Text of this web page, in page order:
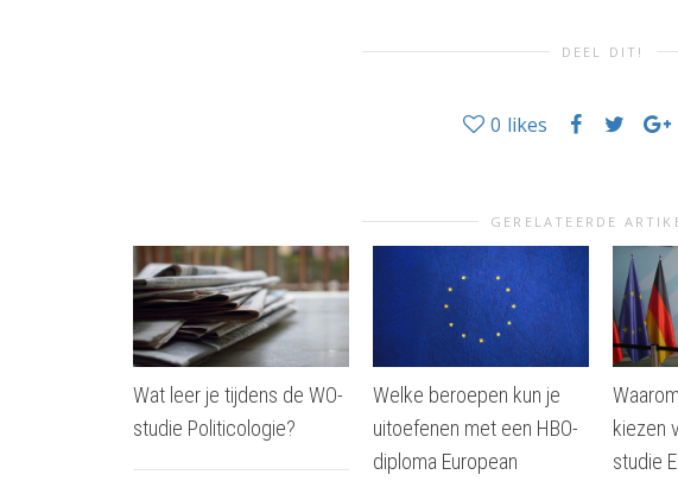
DEEL DIT!
0 likes
GERELATEERDE
Wat leer je tijdens de WO-
studie Politicologie?
Welke beroepen kun je
uitoefenen met een HBO-
diploma European
kiezen
studie